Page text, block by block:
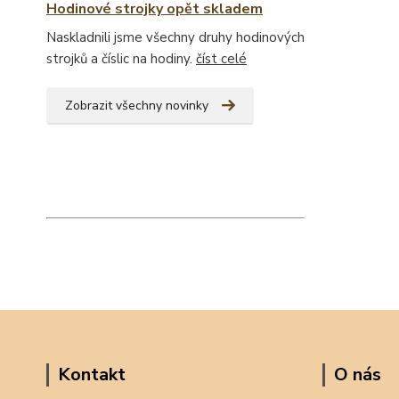
Hodinové strojky opět skladem
Naskladnili jsme všechny druhy hodinových
strojků a číslic na hodiny. číst celé
Zobrazit všechny novinky
Kontakt O nás